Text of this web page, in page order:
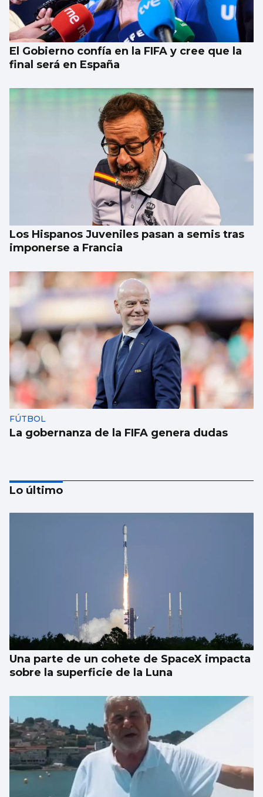
El Gobierno confía en la FIFA y cree que la
final será en España
Los Hispanos Juveniles pasan a semis tras
imponerse a Francia
FÚTBOL
La gobernanza de la FIFA genera dudas
Taparse la boca, amarilla
Lo último
Una parte de un cohete de SpaceX impacta
sobre la superficie de la Luna